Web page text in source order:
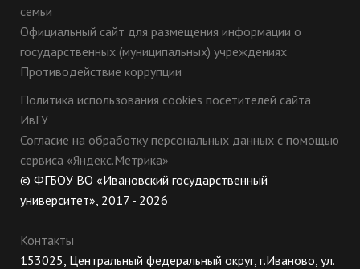
семьи
Официальный сайт для размещения информации о
государственных (муниципальных) учреждениях
Противодействие коррупции
Политика использования cookies посетителей сайта
ИвГУ
Согласие на обработку персональных данных с помощью
сервиса «Яндекс.Метрика»
© ФГБОУ ВО «Ивановский государственный
университет», 2017 - 2026
Контакты
153025, Центральный федеральный округ, г.Иваново, ул.